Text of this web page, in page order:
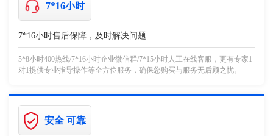
7*16小时
7*16小时售后保障，及时解决问题
5*8小时400热线/7*16小时企业微信群/7*15小时人工在线客服，更有专家1
对1提供专业指导操作等全方位服务，确保您购买与服务无后顾之忧。
安全 可靠